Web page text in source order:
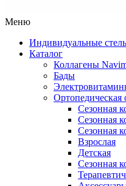
Меню
Индивидуальные
Каталог
Коллагены
Бады
Ортопедическая
Сезонная
Сезонная
Сезонная
Взрослая
Детская
Сезонная